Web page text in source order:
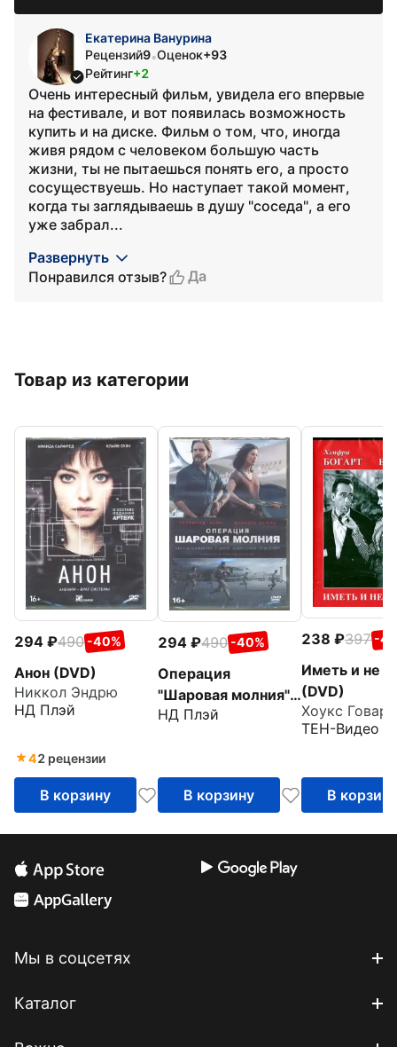
Екатерина Ванурина
Рецензий9•Оценок+93
Рейтинг+2
Очень интересный фильм, увидела его впервые
на фестивале, и вот появилась возможность
купить и на диске. Фильм о том, что, иногда
живя рядом с человеком большую часть
жизни, ты не пытаешься понять его, а просто
сосуществуешь. Но наступает такой момент,
когда ты заглядываешь в душу "соседа", а его
уже забрал...
Развернуть
Понравился отзыв?
Да
Товар из категории
294 490 -40%
Анон (DVD)
Никкол Эндрю
НД Плэй
42 рецензии
В корзину
294 490 -40%
Операция
"Шаровая молния"
(DVD)
НД Плэй
В корзину
238 397 -
Иметь и не
(DVD)
Хоукс Говард
ТЕН-Видео
В корзину
Мы в соцсетях
Каталог